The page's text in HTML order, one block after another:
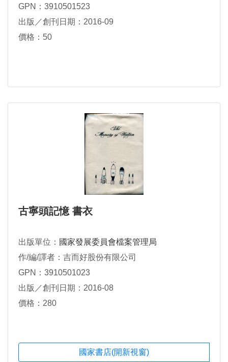
GPN：3910501523
出版／創刊日期：2016-09
價格：50
古寧頭記憶 書衣
出版單位： 國家發展委員會檔案管理局
作/編/譯者：吉而好股份有限公司
GPN：3910501023
出版／創刊日期：2016-08
價格：280
國家書店(開新視窗)